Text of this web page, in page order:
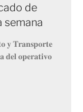
de
semana
𝐲 𝐓𝐫𝐚𝐧𝐬𝐩𝐨𝐫𝐭𝐞
𝐝𝐞𝐥 𝐨𝐩𝐞𝐫𝐚𝐭𝐢𝐯𝐨